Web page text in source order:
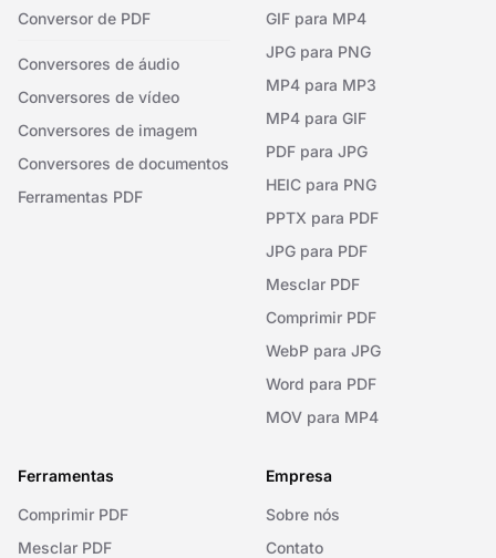
Conversor de PDF
Conversores de áudio
Conversores de vídeo
Conversores de imagem
Conversores de documentos
Ferramentas PDF
GIF para MP4
JPG para PNG
MP4 para MP3
MP4 para GIF
PDF para JPG
HEIC para PNG
PPTX para PDF
JPG para PDF
Mesclar PDF
Comprimir PDF
WebP para JPG
Word para PDF
MOV para MP4
Ferramentas
Comprimir PDF
Mesclar PDF
Empresa
Sobre nós
Contato